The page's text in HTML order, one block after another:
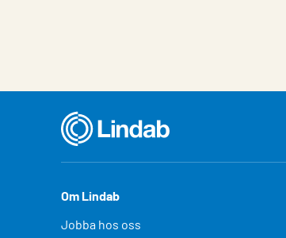
Om Lindab
Jobba hos oss